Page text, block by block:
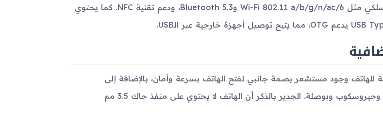
تقنيات الاتصال اللاسلكي مثل Wi-Fi 802.11 a/b/g/n/ac/6 وBluetooth 5.3، ودعم تقنية NFC. كما يحتوي
للهاتف وجود مستشعر بصمة جانبي لفتح الهاتف بسرعة وأمان، بالإضافة إلى
مستشعرات تسارع وجيروسكوب وبوصلة. الجدير بالذكر أن الهاتف لا يحتوي على منفذ جاك 3.5 مم